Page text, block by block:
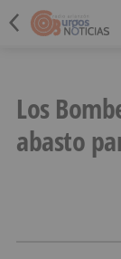
Los
abasto